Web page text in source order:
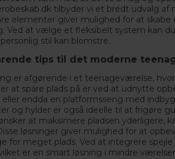
tilbyder vi et bredt udvalg af
elementer giver mulighed for at skabe
Ved at vælge et fleksibelt system kan
stil kan blomstre.
tips til det moderne
er afgørende i et teenageværelse,
at spare plads på er ved at udnytte
eller endda en platformsseng med
og hylder er også ideelle til at frigøre
at maksimere pladsen yderligere,
løsninger giver mulighed for at
for meget plads. Ved at integrere
er en smart løsning i mindre